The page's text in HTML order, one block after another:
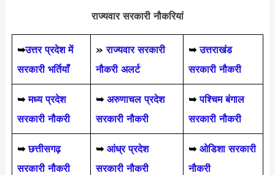
राज्यवार सरकारी नौकरियां
➥उत्तर प्रदेश में
सरकारी भर्तियाँ
»राज्यवार सरकारी
नौकरी अलर्ट
➥ उत्तराखंड
सरकारी नौकरी
➥ मध्य प्रदेश
सरकारी नौकरी
➥ अरुणाचल प्रदेश
सरकारी नौकरी
➥ पश्चिम बंगाल
सरकारी नौकरी
➥ छत्तीसगढ़
सरकारी नौकरी
➥ आंध्र प्रदेश
सरकारी नौकरी
➥ ओडिशा सरकारी
नौकरी